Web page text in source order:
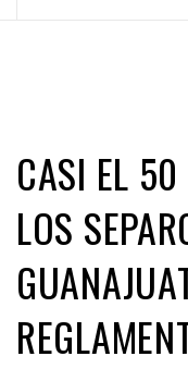
CASI EL 50
LOS